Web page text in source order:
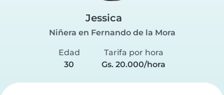
Jessica
Niñera en Fernando de la Mora
Edad
30
Tarifa por hora
Gs. 20.000/hora